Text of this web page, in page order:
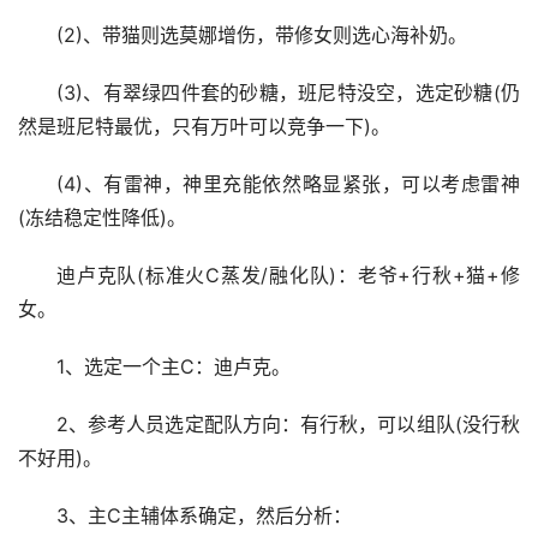
(2)、带猫则选莫娜增伤，带修女则选心海补奶。
(3)、有翠绿四件套的砂糖，班尼特没空，选定砂糖(仍
然是班尼特最优，只有万叶可以竞争一下)。
(4)、有雷神，神里充能依然略显紧张，可以考虑雷神
(冻结稳定性降低)。
迪卢克队(标准火C蒸发/融化队)：老爷+行秋+猫+修
女。
1、选定一个主C：迪卢克。
2、参考人员选定配队方向：有行秋，可以组队(没行秋
不好用)。
3、主C主辅体系确定，然后分析：